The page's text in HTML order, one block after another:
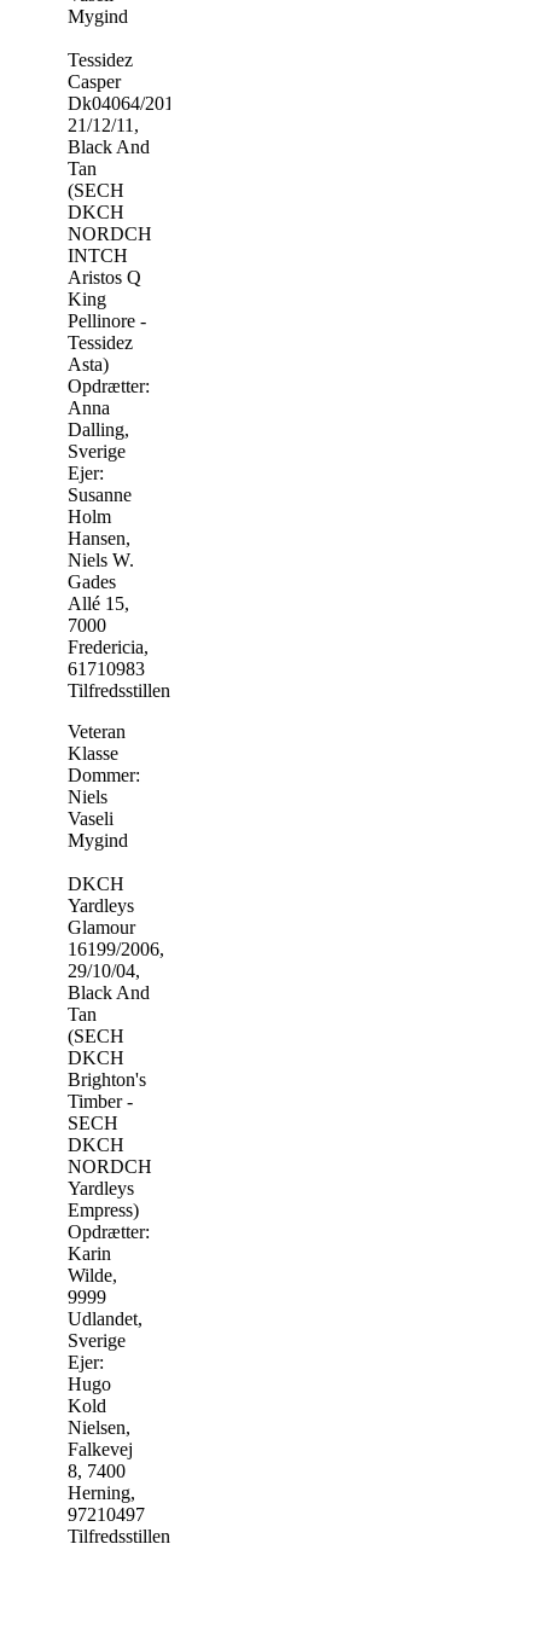
Mygind
Tessidez
Casper
Dk04064/2012,
21/12/11,
Black And
Tan
(SECH
DKCH
NORDCH
INTCH
Aristos Q
King
Pellinore -
Tessidez
Asta)
Opdrætter:
Anna
Dalling,
Sverige
Ejer:
Susanne
Holm
Hansen,
Niels W.
Gades
Allé 15,
7000
Fredericia,
61710983
Tilfredsstillende
Veteran
Klasse
Dommer:
Niels
Vaseli
Mygind
DKCH
Yardleys
Glamour
16199/2006,
29/10/04,
Black And
Tan
(SECH
DKCH
Brighton's
Timber -
SECH
DKCH
NORDCH
Yardleys
Empress)
Opdrætter:
Karin
Wilde,
9999
Udlandet,
Sverige
Ejer:
Hugo
Kold
Nielsen,
Falkevej
8, 7400
Herning,
97210497
Tilfredsstillende